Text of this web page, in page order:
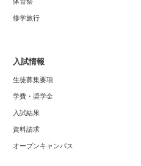
修学旅行
入試情報
生徒募集要項
学費・奨学金
入試結果
資料請求
オープンキャンパス